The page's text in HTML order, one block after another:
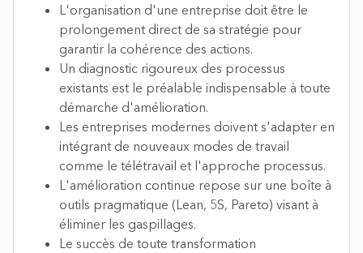
L'organisation d'une entreprise doit être le
prolongement direct de sa stratégie pour
garantir la cohérence des actions.
Un diagnostic rigoureux des processus
existants est le préalable indispensable à toute
démarche d'amélioration.
Les entreprises modernes doivent s'adapter en
intégrant de nouveaux modes de travail
comme le télétravail et l'approche processus.
L'amélioration continue repose sur une boîte à
outils pragmatique (Lean, 5S, Pareto) visant à
éliminer les gaspillages.
Le succès de toute transformation